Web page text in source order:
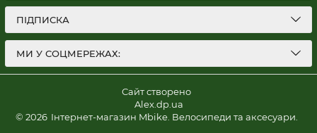
ПІДПИСКА
МИ У СОЦМЕРЕЖАХ:
Сайт створено
Alex.dp.ua
© 2026 Інтернет-магазин Mbike. Велосипеди та аксесуари.